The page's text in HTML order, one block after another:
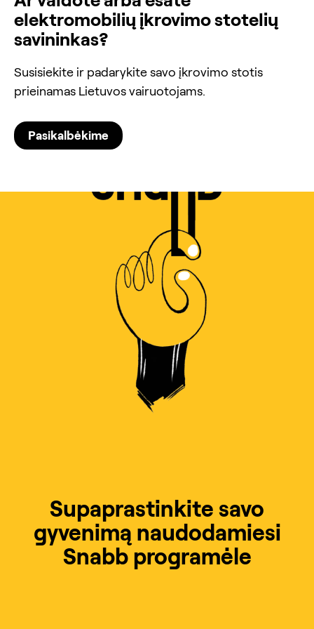
elektromobilių įkrovimo stotelių
savininkas?
Susisiekite ir padarykite savo įkrovimo stotis
prieinamas Lietuvos vairuotojams.
Pasikalbėkime
Supaprastinkite savo
gyvenimą naudodamiesi
Snabb programėle